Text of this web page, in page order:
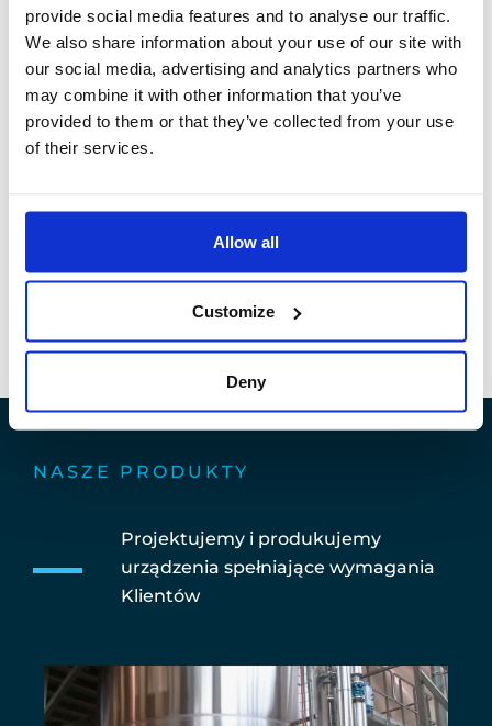
provide social media features and to analyse our traffic.
We also share information about your use of our site with
our social media, advertising and analytics partners who
may combine it with other information that you’ve
provided to them or that they’ve collected from your use
of their services.
Allow all
Customize
Deny
INŻYNIERIA PROCESOWA
projektom przemysłowym
DOWIEDZ SIĘ WIĘCEJ
automatyki
DOWIEDZ SIĘ WIĘCEJ
NASZE PRODUKTY
Projektujemy i produkujemy
urządzenia spełniające wymagania
Klientów